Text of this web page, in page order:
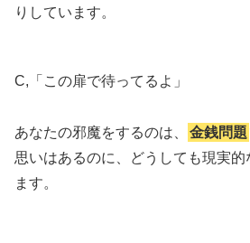
りしています。
C,「この扉で待ってるよ」
あなたの邪魔をするのは、 金銭問題
思いはあるのに、どうしても現実
ます。